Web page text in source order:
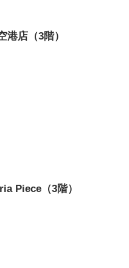
港店（3階）
Piece（3階）